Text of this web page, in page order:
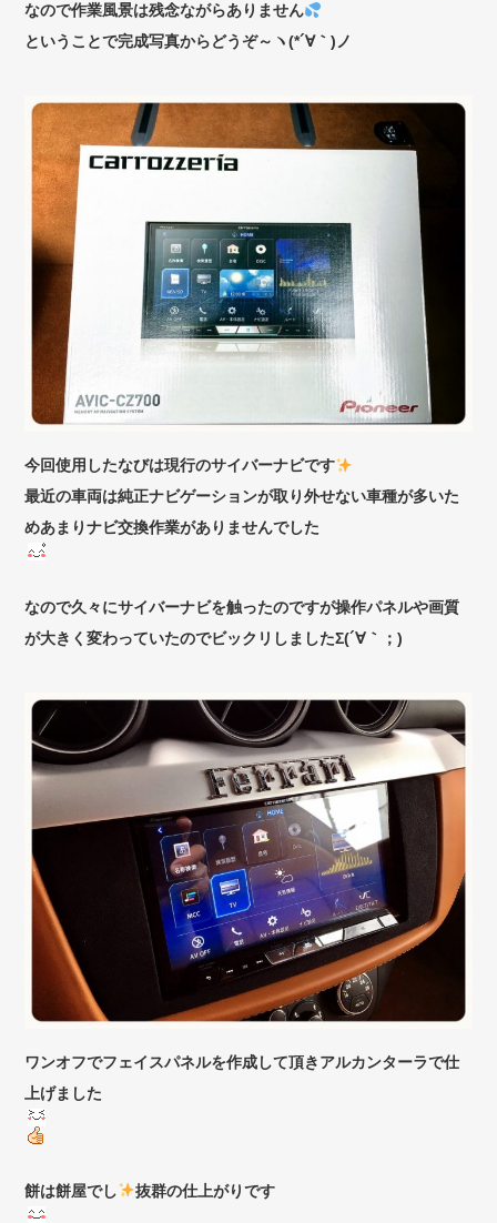
なので作業風景は残念ながらありません
ということで完成写真からどうぞ～ヽ(*´∀｀)ノ
今回使用したなびは現行のサイバーナビです
最近の車両は純正ナビゲーションが取り外せない車種が多いた
めあまりナビ交換作業がありませんでした
なので久々にサイバーナビを触ったのですが操作パネルや画質
が大きく変わっていたのでビックリしましたΣ(´∀｀；)
ワンオフでフェイスパネルを作成して頂きアルカンターラで仕
上げました
餅は餅屋でし 抜群の仕上がりです